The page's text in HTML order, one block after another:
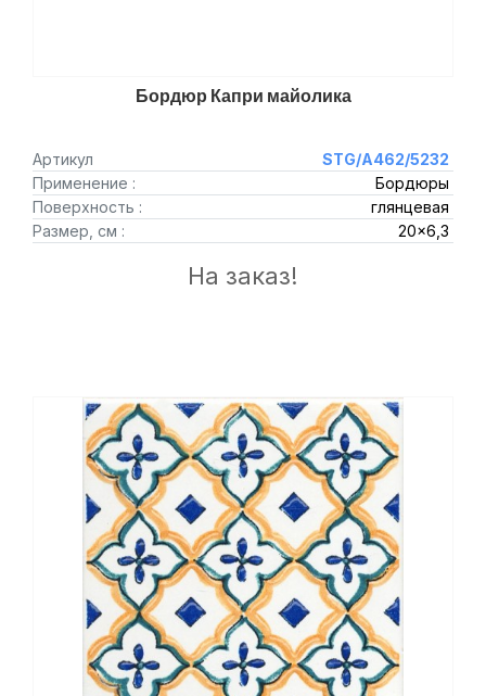
Бордюр Капри майолика
Артикул
STG/A462/5232
Применение :
Бордюры
Поверхность :
глянцевая
Размер, см :
20x6,3
На заказ!